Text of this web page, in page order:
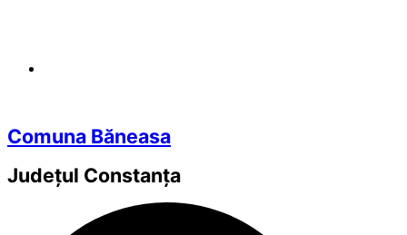
Comuna Băneasa
Județul Constanța